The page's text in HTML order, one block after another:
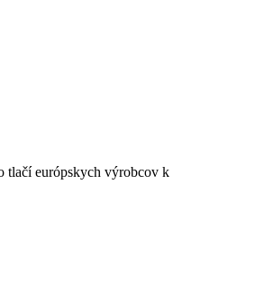
tlačí európskych výrobcov k